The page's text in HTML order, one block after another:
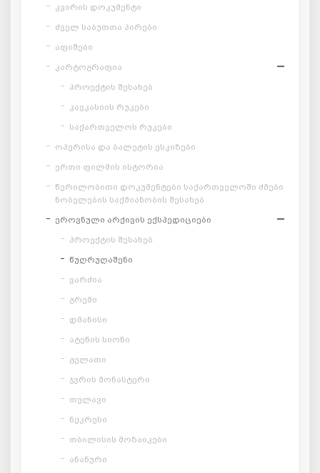
კვირის დოკუმენტი
ძველ საბუთთა პირები
აფიშები
კარტოგრაფია
პროექტის შესახებ
კავკასიის რუკები
საქართველოს რუკები
ოპერისა და ბალეტის ესკიზები
ერთი ფილმის ისტორია
წერილობითი დოკუმენტები საქართველოში ძმები
ნობელების საქმიანობის შესახებ
ეროვნული არქივის ექსპედიციები
პროექტის შესახებ
წუღრუღაშენი
ვარძია
გრემი
დმანისი
ატენის სიონი
გელათი
ჯვრის მონასტერი
თელავი
ნეკრესი
თბილისის მოზაიკები
ანანური